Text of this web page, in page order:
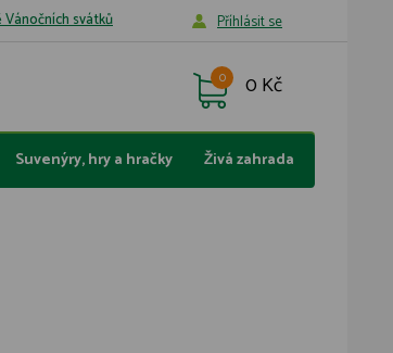
svátků Příhlásit se
0 Kč
0
Suvenýry, hry a hračky Živá zahrada